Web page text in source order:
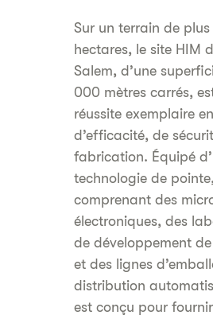
Sur un terrain de
hectares, le site HIM
Salem, d’une
000 mètres carrés,
réussite exemplaire
d’efficacité, de
fabrication. Équipé
technologie de pointe,
comprenant des
électroniques, des
de développement
et des lignes
distribution
est conçu pour